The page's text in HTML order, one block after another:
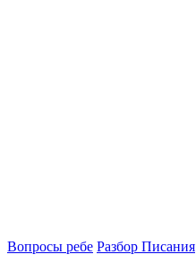
Вопросы ребе Разбор Писания